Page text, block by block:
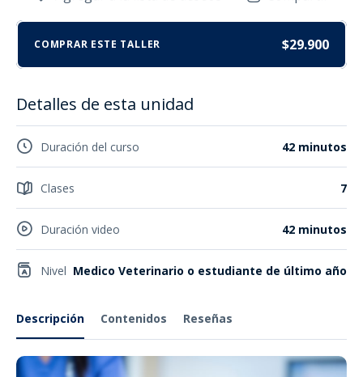
Descripción Contenidos Reseñas
COMPRAR ESTE TALLER $29.900
Detalles de esta unidad
Duración del curso 42 minutos
Clases 7
Duración video 42 minutos
Nivel Medico Veterinario o estudiante de último año